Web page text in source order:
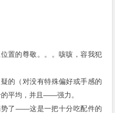
置的尊敬。。。咳咳，容我犯
的（对没有特殊偏好或手感的
平均，并且——强力。
势了——这是一把十分吃配件的